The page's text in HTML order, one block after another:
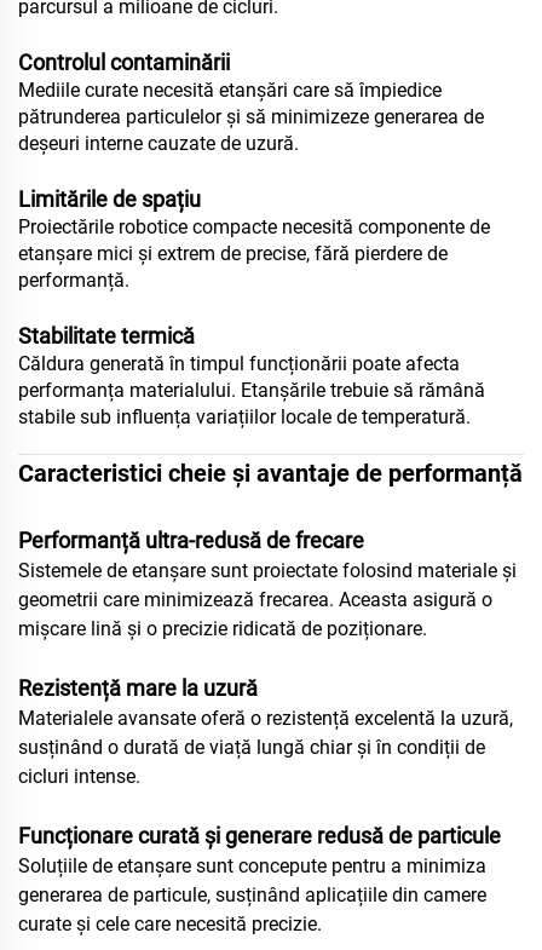
parcursul a milioane de cicluri.
Controlul contaminării
Mediile curate necesită etanșări care să împiedice
pătrunderea particulelor și să minimizeze generarea de
deșeuri interne cauzate de uzură.
Limitările de spațiu
Proiectările robotice compacte necesită componente de
etanșare mici și extrem de precise, fără pierdere de
performanță.
Stabilitate termică
Căldura generată în timpul funcționării poate afecta
performanța materialului. Etanșările trebuie să rămână
stabile sub influența variațiilor locale de temperatură.
Caracteristici cheie și avantaje de performanță
Performanță ultra-redusă de frecare
Sistemele de etanșare sunt proiectate folosind materiale și
geometrii care minimizează frecarea. Aceasta asigură o
mișcare lină și o precizie ridicată de poziționare.
Rezistență mare la uzură
Materialele avansate oferă o rezistență excelentă la uzură,
susținând o durată de viață lungă chiar și în condiții de
cicluri intense.
Funcționare curată și generare redusă de particule
Soluțiile de etanșare sunt concepute pentru a minimiza
generarea de particule, susținând aplicațiile din camere
curate și cele care necesită precizie.